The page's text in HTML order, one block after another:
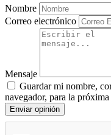
Nombre
Correo electrónico
Mensaje
Guardar mi nombre,
navegador, para la
Enviar opinión